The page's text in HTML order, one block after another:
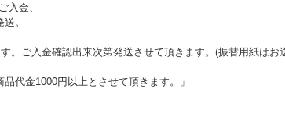
入金、
。
。ご入金確認出来次第発送させて頂きます。(振替用紙は
、但し商品代金1000円以上とさせて頂きます